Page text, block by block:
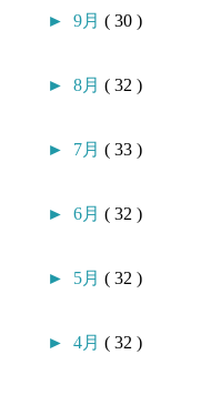
►9月( 30 )
►8月( 32 )
► 7月( 33 )
►6月( 32 )
► 5月( 32 )
►4月( 32 )